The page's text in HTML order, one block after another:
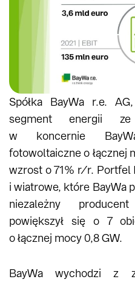
Spółka BayWa r.e.
segment energii ze
w koncernie
fotowoltaiczne o łącznej
wzrost o 71% r/r. Portfel
i wiatrowe, które BayWa
niezależny
powiększył się o 7
o łącznej mocy 0,8 GW.
BayWa wychodzi z